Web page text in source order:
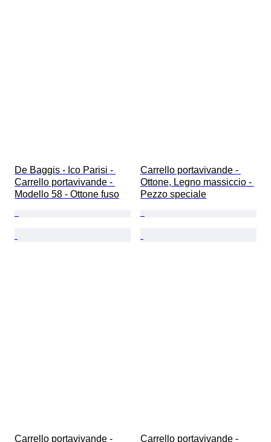
De Baggis - Ico Parisi -
Carrello portavivande -
Modello 58 - Ottone fuso
Carrello portavivande -
Ottone, Legno massiccio -
Pezzo speciale
Carrello portavivande -
Carrello portavivande -